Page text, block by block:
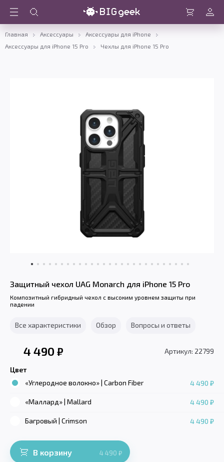
Войти
Главная Аксессуары
Аксессуары для iPhone
Аксессуары для iPhone 15 Pro
Чехлы для iPhone 15 Pro
Защитный чехол UAG Monarch для iPhone 15 Pro
Композитный гибридный чехол с высоким уровнем защиты при
падении
Все характеристики Обзор Вопросы и ответы
4 490 ₽ Артикул: 22799
Цвет
«Углеродное волокно» | Carbon Fiber
4 490 ₽
«Маллард» | Mallard 4 490 ₽
Багровый | Crimson 4 490 ₽
В корзину 4 490 ₽